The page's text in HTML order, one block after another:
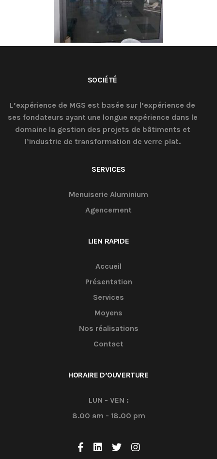
SOCIÉTÉ
L’expérience de MGS est basée sur l’expérience de
ses fondateurs ayant une longue expérience dans le
domaine la gestion des projets de bâtiments et
l’industrie de transformation de verre plat.
SERVICES
Menuiserie Aluminium
Agencement
LIEN RAPIDE
Accueil
Présentation
Services
Moyens
Nos réalisations
Contact
HORAIRE D’OUVERTURE
LUN - VEN :
8.00 am - 18.00 pm